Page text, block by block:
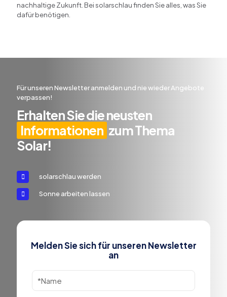
nachhaltige Zukunft. Bei solarschlau finden Sie alles, was Sie
dafür benötigen.
Für unseren Newsletter anmelden und nie wieder Angebote
verpassen!
Erhalten Sie die neusten
Informationen zum Thema
Solar!
solarschlau werden
Sonne arbeiten lassen
Melden Sie sich für unseren Newsletter
an